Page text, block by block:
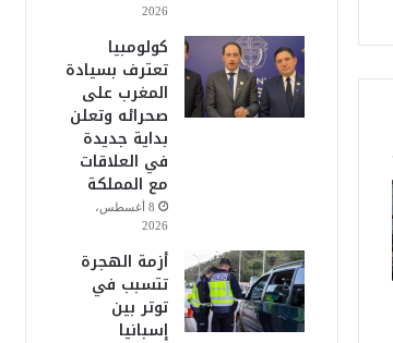
2026
كولومبيا
تعترف بسيادة
المغرب على
صحرائه وتعلن
بداية جديدة
في العلاقات
مع المملكة
8 أغسطس،
2026
أزمة الهجرة
تتسبب في
توتر بين
إسبانيا